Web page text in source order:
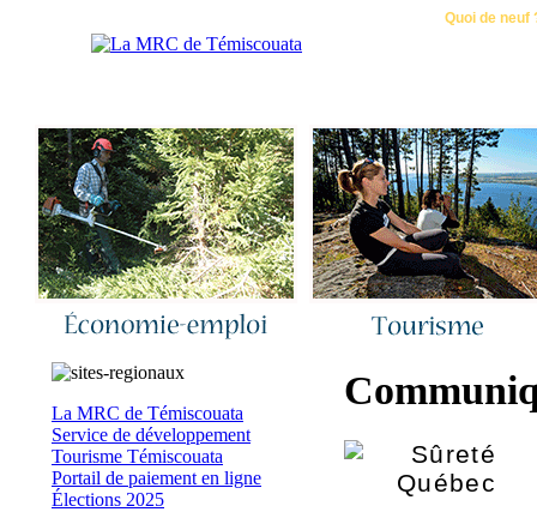
Quoi de neuf
La MRC de Témiscouata
Service de développement
Tourisme Témiscouata
Portail de paiement en ligne
Élections 2025